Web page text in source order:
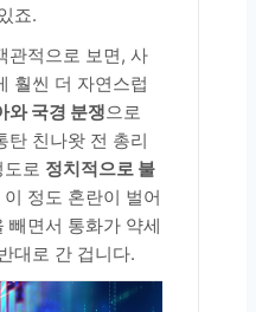
죠.
관적으로 보면, 사
훨씬 더 자연스럽
와 국경 분쟁으로
탄 친나왓 전 총리
도로 정치적으로 불
정도 혼란이 벌어
빼면서 통화가 약세
대로 간 겁니다.